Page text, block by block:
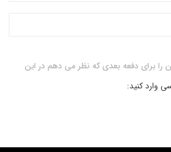
را برای دفعه بعدی که نظر می دهم در این
وارد کنید: